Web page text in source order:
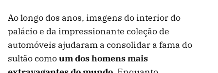
Ao longo dos anos, imagens do interior do
palácio e da impressionante coleção de
automóveis ajudaram a consolidar a fama do
sultão comoum dos homens mais